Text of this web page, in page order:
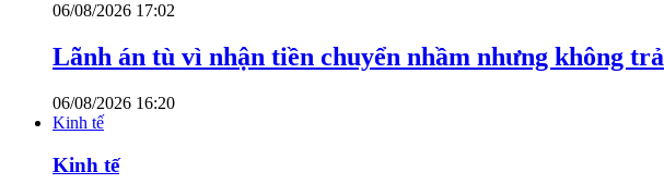
06/08/2026 17:02
Lãnh án tù vì nhận tiền chuyển nhầm nhưng không trả
06/08/2026 16:20
Kinh tế
Kinh tế